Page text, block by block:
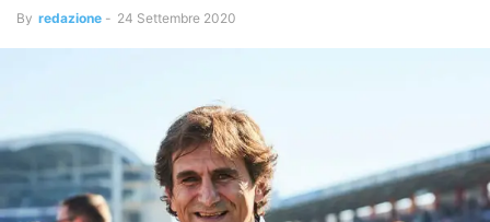
By redazione - 24 Settembre 2020